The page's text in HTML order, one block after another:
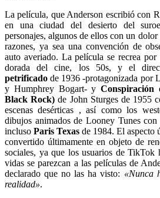
La película, que Anderson escribió con
en una ciudad del desierto del
personajes, algunos de ellos con un
razones, ya sea una convención de
auto averiado. La película se recrea
dorada del cine, los 50s, y el
petrificado de 1936 -protagonizada por
y Humphrey Bogart- yConspiración
Black Rock)de John Sturges de 1955
escenas desérticas , así como los
dibujos animados de Looney Tunes
incluso Paris Texas de 1984. El aspecto
convertido últimamente en objeto de
sociales, ya que los usuarios de TikTok
vidas se parezcan a las películas de
declarado que no las ha visto: «Nunca
realidad».